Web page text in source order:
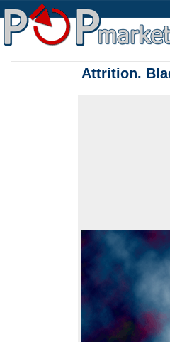
Attrition.